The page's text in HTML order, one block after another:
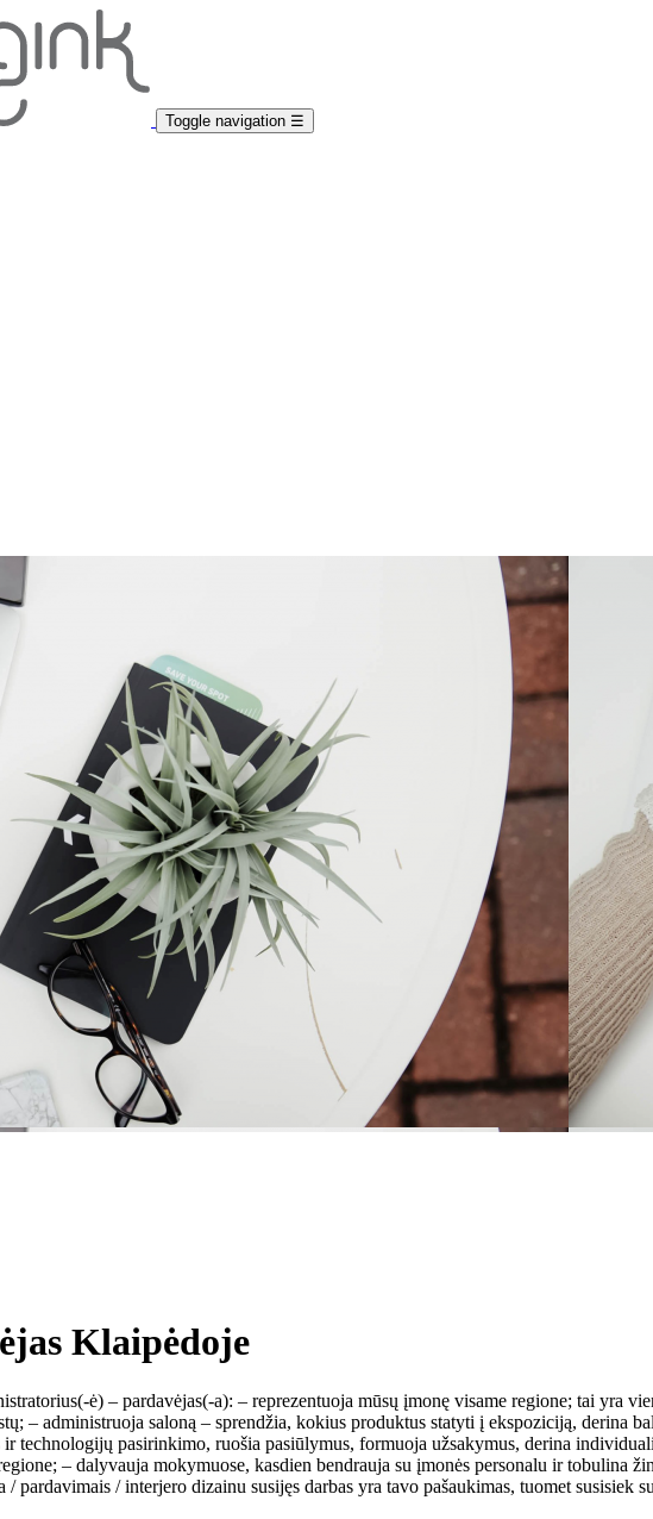
Toggle navigation ☰
Klaipėdoje
ė) – pardavėjas(-a): – reprezentuoja mūsų įmonę visame regione; tai yra
– administruoja saloną – sprendžia, kokius produktus statyti į ekspoziciją, derina
technologijų pasirinkimo, ruošia pasiūlymus, formuoja užsakymus, derina
– dalyvauja mokymuose, kasdien bendrauja su įmonės personalu ir tobulina
/ interjero dizainu susijęs darbas yra tavo pašaukimas, tuomet susisiek